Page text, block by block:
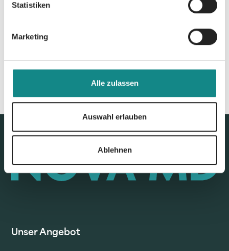
Statistiken
Marketing
Alle zulassen
Auswahl erlauben
Ablehnen
Unser Angebot